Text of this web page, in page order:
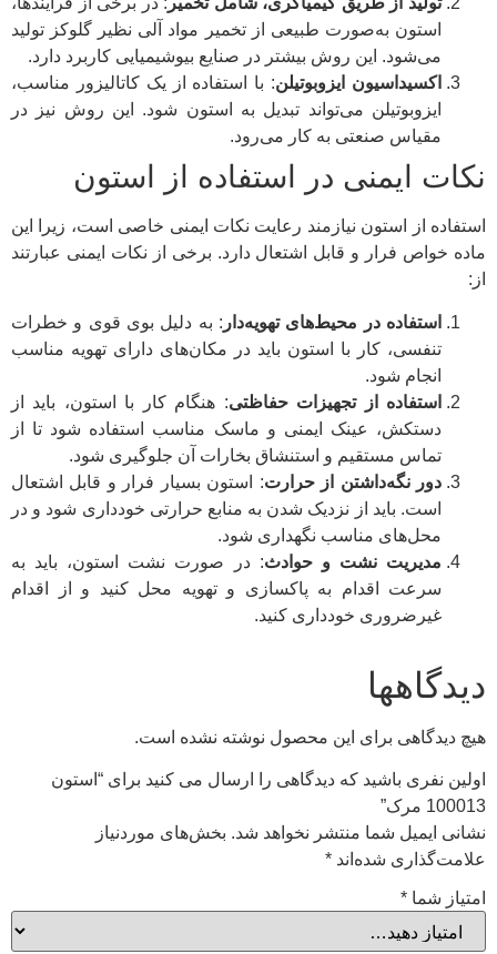
استون به‌صورت طبیعی از تخمیر مواد آلی نظیر گلوکز تولید
می‌شود. این روش بیشتر در صنایع بیوشیمیایی کاربرد دارد.
اکسیداسیون ایزوبوتیلن: با استفاده از یک کاتالیزور مناسب،
ایزوبوتیلن می‌تواند تبدیل به استون شود. این روش نیز در
مقیاس صنعتی به کار می‌رود.
نکات ایمنی در استفاده از استون
استفاده از استون نیازمند رعایت نکات ایمنی خاصی است، زیرا این
ماده خواص فرار و قابل اشتعال دارد. برخی از نکات ایمنی عبارتند
از:
استفاده در محیط‌های تهویه‌دار : به دلیل بوی قوی و خطرات
تنفسی، کار با استون باید در مکان‌های دارای تهویه مناسب
انجام شود.
استفاده از تجهیزات حفاظتی: هنگام کار با استون، باید از
دستکش، عینک ایمنی و ماسک مناسب استفاده شود تا از
تماس مستقیم و استنشاق بخارات آن جلوگیری شود.
دور نگه‌داشتن از حرارت: استون بسیار فرار و قابل اشتعال
است. باید از نزدیک شدن به منابع حرارتی خودداری شود و در
محل‌های مناسب نگهداری شود.
مدیریت نشت و حوادث: در صورت نشت استون، باید به
سرعت اقدام به پاکسازی و تهویه محل کنید و از اقدام
غیرضروری خودداری کنید.
دیدگاهها
هیچ دیدگاهی برای این محصول نوشته نشده است.
اولین نفری باشید که دیدگاهی را ارسال می کنید برای “استون
100013 مرک”
نشانی ایمیل شما منتشر نخواهد شد. بخش‌های موردنیاز
علامت‌گذاری شده‌اند *
امتیاز شما *